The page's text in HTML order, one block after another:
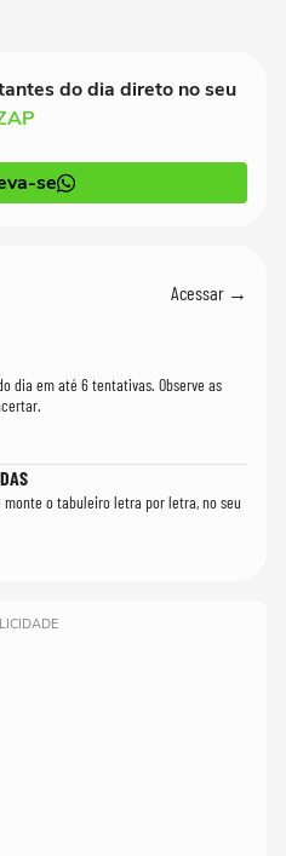
do dia direto no seu
se
Acessar →
dia em até 6 tentativas. Observe as
o tabuleiro letra por letra, no seu